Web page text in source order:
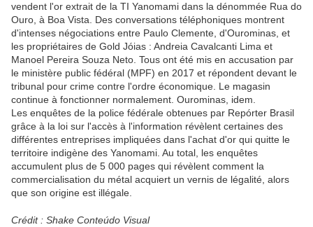
vendent l'or extrait de la TI Yanomami dans la dénommée Rua do
Ouro, à Boa Vista. Des conversations téléphoniques montrent
d'intenses négociations entre Paulo Clemente, d'Ourominas, et
les propriétaires de Gold Jóias : Andreia Cavalcanti Lima et
Manoel Pereira Souza Neto. Tous ont été mis en accusation par
le ministère public fédéral (MPF) en 2017 et répondent devant le
tribunal pour crime contre l'ordre économique. Le magasin
continue à fonctionner normalement. Ourominas, idem.
Les enquêtes de la police fédérale obtenues par Repórter Brasil
grâce à la loi sur l'accès à l'information révèlent certaines des
différentes entreprises impliquées dans l'achat d'or qui quitte le
territoire indigène des Yanomami. Au total, les enquêtes
accumulent plus de 5 000 pages qui révèlent comment la
commercialisation du métal acquiert un vernis de légalité, alors
que son origine est illégale.
Crédit : Shake Conteúdo Visual